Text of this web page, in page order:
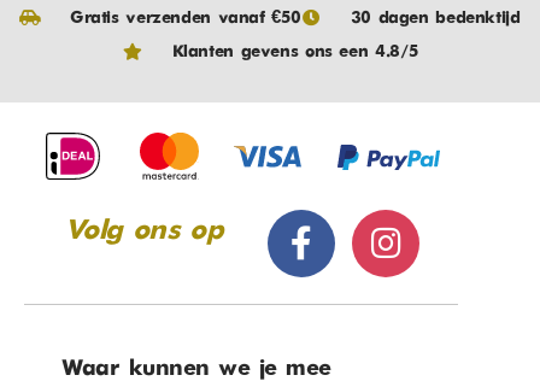
Gratis verzenden vanaf €50
30 dagen bedenktijd
Klanten gevens ons een 4.8/5
Volg ons op
Waar kunnen we je mee